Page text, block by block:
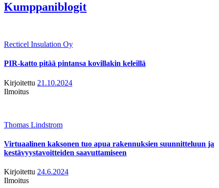
Kumppaniblogit
Recticel Insulation Oy
PIR-katto pitää pintansa kovillakin keleillä
Kirjoitettu 21.10.2024
Ilmoitus
Thomas Lindstrom
Virtuaalinen kaksonen tuo apua rakennuksien suunnitteluun ja
kestävyystavoitteiden saavuttamiseen
Kirjoitettu 24.6.2024
Ilmoitus